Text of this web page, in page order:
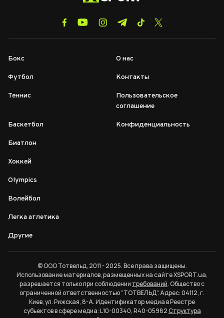
Бокс
Футбол
Теннис
Баскетбол
Биатлон
Хоккей
Olympics
Волейбол
Легка атлетика
Другие
О нас
Контакты
Пользовательское
соглашение
Конфиденциальность
© ООО Тотвельд, 2011 - 2025. Все права защищены.
Использование материалов, размещенных на сайте XSPORT.ua,
разрешается только при соблюдении требований. Общество с
ограниченной ответственностью "ТОТВЕЛЬД". Адрес: 04112, г.
Киев, ул. Рижская, 8-А. Идентификатор медиа в Реестре
субъектов в сфере медиа: L10-00340, R40-05982Структура